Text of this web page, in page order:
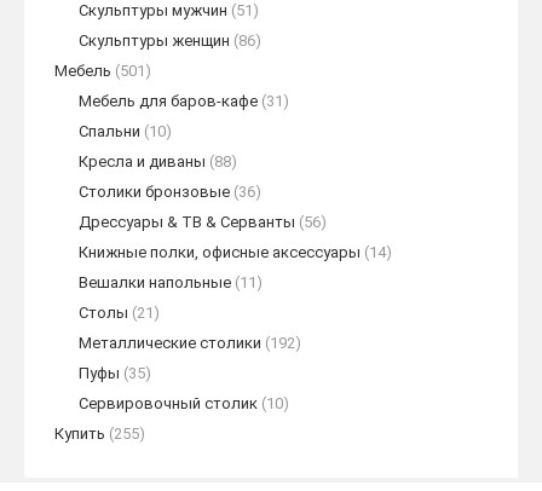
Скульптуры мужчин (51)
Скульптуры женщин (86)
Мебель (501)
Мебель для баров-кафе (31)
Спальни (10)
Кресла и диваны (88)
Столики бронзовые (36)
Дрессуары & ТВ & Серванты (56)
Книжные полки, офисные аксессуары (14)
Вешалки напольные (11)
Столы (21)
Металлические столики (192)
Пуфы (35)
Сервировочный столик (10)
Купить (255)